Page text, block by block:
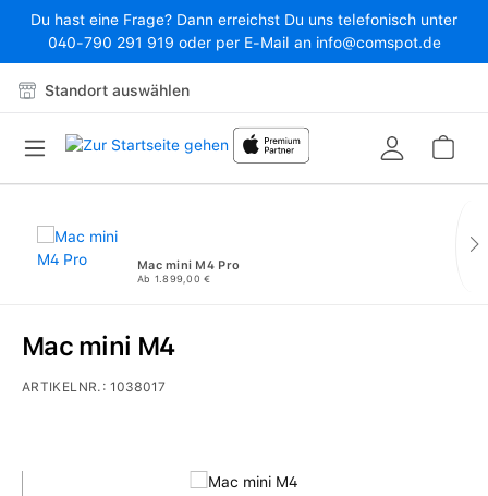
Zum Hauptinhalt springen
Du hast eine Frage? Dann erreichst Du uns telefonisch unter
040-790 291 919 oder per E-Mail an info@comspot.de
Standort auswählen
Mac mini M4 Pro
Ab 1.899,00 €
Bildergalerie überspringen
Mac mini M4
ARTIKELNR.:1038017